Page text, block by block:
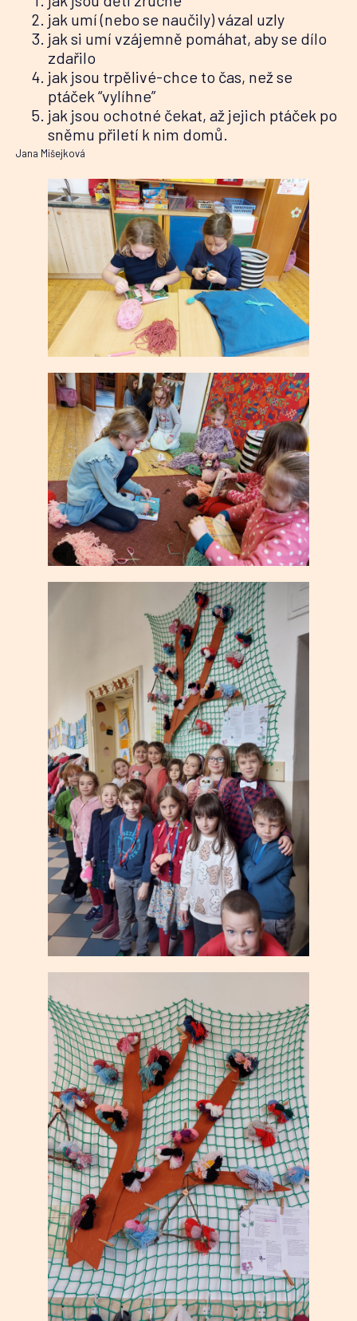
jak umí (nebo se naučily) vázal uzly
jak si umí vzájemně pomáhat, aby se dílo
zdařilo
jak jsou trpělivé-chce to čas, než se
ptáček “vylíhne”
jak jsou ochotné čekat, až jejich ptáček po
sněmu přiletí k nim domů.
Jana Mišejková